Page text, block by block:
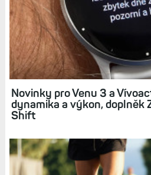
Novinky pro Venu 3 a
dynamika a výkon, doplněk
Shift